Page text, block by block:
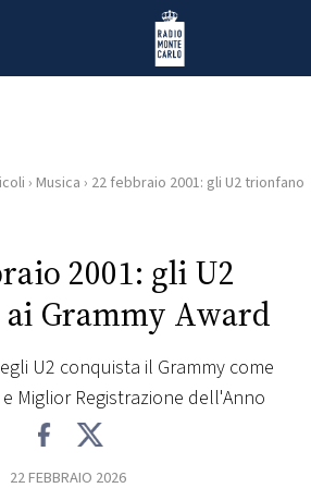
Radio Monte Carlo
› Musica › 22 febbraio 2001: gli U2 trionfano
2001: gli U2
Grammy Award
U2 conquista il Grammy come
Miglior Registrazione dell'Anno
22 FEBBRAIO 2026